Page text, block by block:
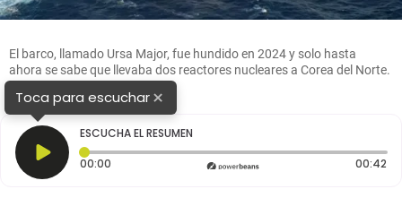
El barco, llamado Ursa Major, fue hundido en 2024 y solo hasta
ahora se sabe que llevaba dos reactores nucleares a Corea del Norte.
Toca para escuchar×
ESCUCHA EL RESUMEN
00:00 Tiempo transcurrido: 0 segundos 00:42